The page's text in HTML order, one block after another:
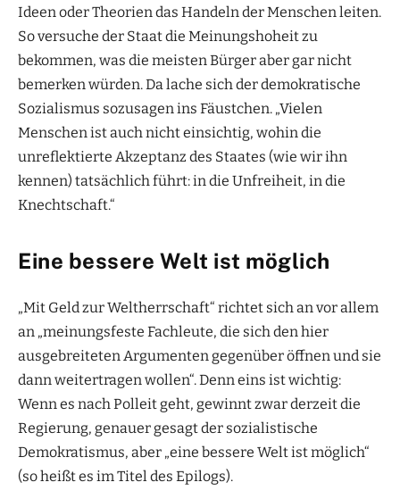
Ideen oder Theorien das Handeln der Menschen leiten.
So versuche der Staat die Meinungshoheit zu
bekommen, was die meisten Bürger aber gar nicht
bemerken würden. Da lache sich der demokratische
Sozialismus sozusagen ins Fäustchen. „Vielen
Menschen ist auch nicht einsichtig, wohin die
unreflektierte Akzeptanz des Staates (wie wir ihn
kennen) tatsächlich führt: in die Unfreiheit, in die
Knechtschaft.“
Eine bessere Welt ist möglich
„Mit Geld zur Weltherrschaft“ richtet sich an vor allem
an „meinungsfeste Fachleute, die sich den hier
ausgebreiteten Argumenten gegenüber öffnen und sie
dann weitertragen wollen“. Denn eins ist wichtig:
Wenn es nach Polleit geht, gewinnt zwar derzeit die
Regierung, genauer gesagt der sozialistische
Demokratismus, aber „eine bessere Welt ist möglich“
(so heißt es im Titel des Epilogs).